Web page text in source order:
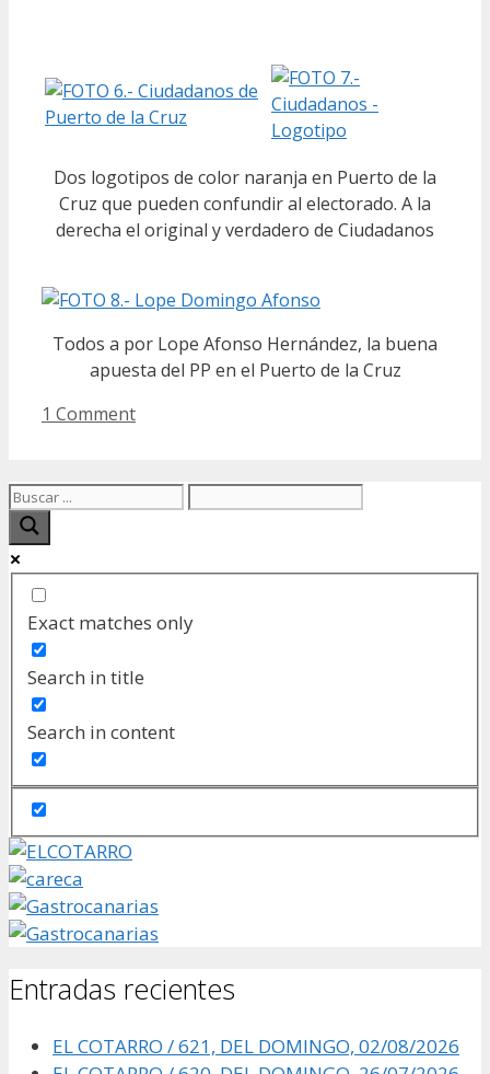
Dos logotipos de color naranja en Puerto de la
Cruz que pueden confundir al electorado. A la
derecha el original y verdadero de Ciudadanos
Todos a por Lope Afonso Hernández, la buena
apuesta del PP en el Puerto de la Cruz
1 Comment
Exact matches only
Search in title
Search in content
Entradas recientes
EL COTARRO / 621, DEL DOMINGO, 02/08/2026